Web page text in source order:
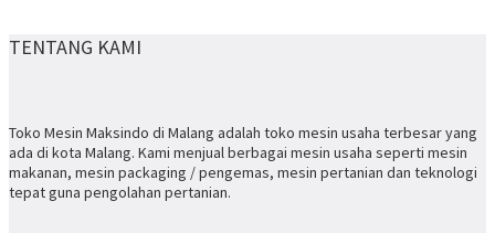
TENTANG KAMI
Toko Mesin Maksindo di Malang adalah toko mesin usaha terbesar yang
ada di kota Malang. Kami menjual berbagai mesin usaha seperti mesin
makanan, mesin packaging / pengemas, mesin pertanian dan teknologi
tepat guna pengolahan pertanian.